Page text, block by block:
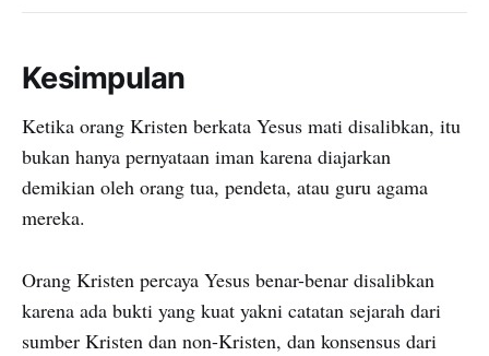
Kesimpulan
Ketika orang Kristen berkata Yesus mati disalibkan, itu
bukan hanya pernyataan iman karena diajarkan
demikian oleh orang tua, pendeta, atau guru agama
mereka.
Orang Kristen percaya Yesus benar-benar disalibkan
karena ada bukti yang kuat yakni catatan sejarah dari
sumber Kristen dan non-Kristen, dan konsensus dari